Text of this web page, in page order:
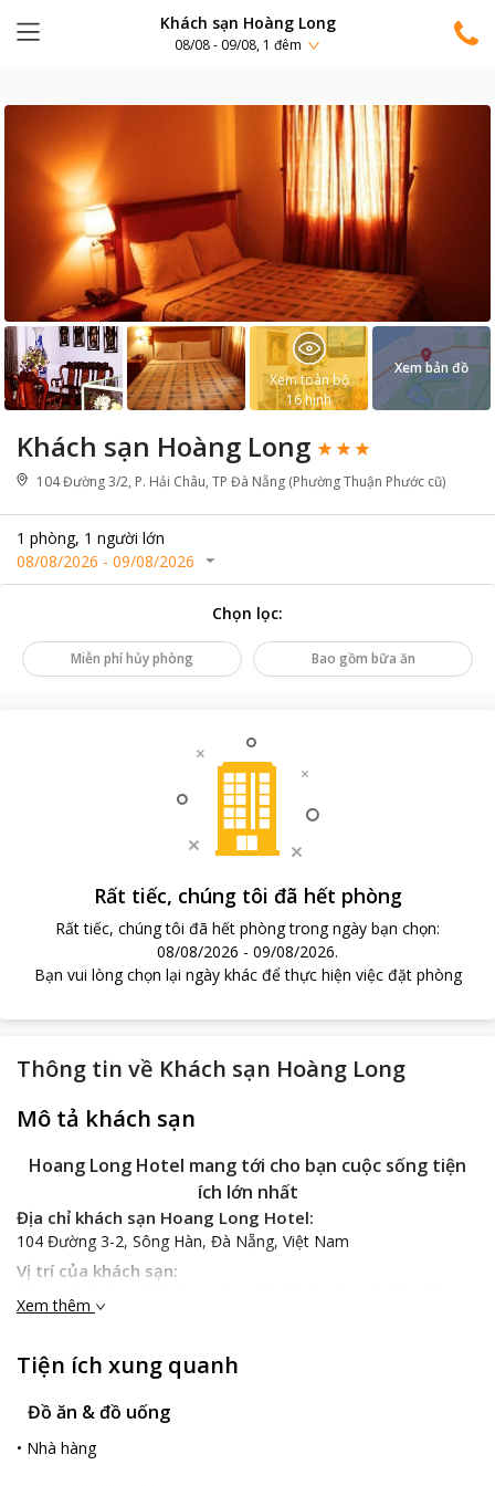
Khách sạn Hoàng Long
08/08 - 09/08, 1 đêm
Khách sạn Hoàng Long
104 Đường 3/2, P. Hải Châu, TP Đà Nẵng (Phường Thuận Phước cũ)
1 phòng, 1 người lớn
08/08/2026 - 09/08/2026
Xem toàn bộ
16hình
Xem bản đồ
Chọn lọc:
Miễn phí hủy phòng Bao gồm bữa ăn
Rất tiếc, chúng tôi đã hết phòng
Rất tiếc, chúng tôi đã hết phòng trong ngày bạn chọn:
08/08/2026 - 09/08/2026.
Bạn vui lòng chọn lại ngày khác để thực hiện việc đặt phòng
Thông tin về Khách sạn Hoàng Long
Mô tả khách sạn
Hoang Long Hotel mang tới cho bạn cuộc sống tiện
ích lớn nhất
Địa chỉ khách sạn Hoang Long Hotel:
104 Đường 3-2, Sông Hàn, Đà Nẵng, Việt Nam
Vị trí của khách sạn:
Nằm trên đường 3/2,
ngay trung tâm của thành phố, một điểm dừng chân lý tưởng
sẽ có thể thoải mái thực hiện mọi chuyến đi, mọi công việc của
tiếng trong thành phố như Camel Club, Cầu Thuận Phước, Nhà
nhất cho chuyến đi của mình.
Xem thêm
Tiện ích xung quanh
Đồ ăn & đồ uống
• Nhà hàng